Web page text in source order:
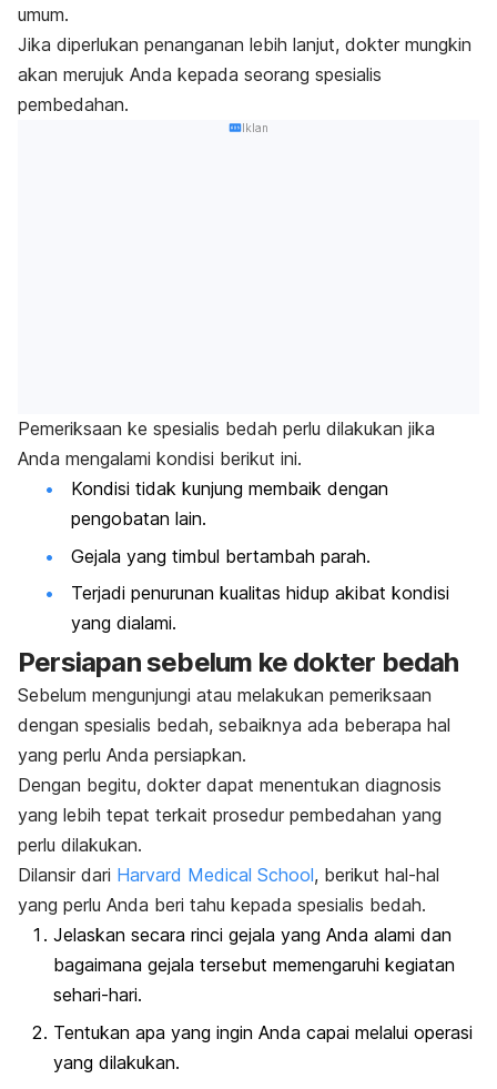
umum.
Jika diperlukan penanganan lebih lanjut, dokter mungkin
akan merujuk Anda kepada seorang spesialis
pembedahan.
Iklan
Pemeriksaan ke spesialis bedah perlu dilakukan jika
Anda mengalami kondisi berikut ini.
Kondisi tidak kunjung membaik dengan
pengobatan lain.
Gejala yang timbul bertambah parah.
Terjadi penurunan kualitas hidup akibat kondisi
yang dialami.
Persiapan sebelum ke dokter bedah
Sebelum mengunjungi atau melakukan pemeriksaan
dengan spesialis bedah, sebaiknya ada beberapa hal
yang perlu Anda persiapkan.
Dengan begitu, dokter dapat menentukan diagnosis
yang lebih tepat terkait prosedur pembedahan yang
perlu dilakukan.
Dilansir dari Harvard Medical School, berikut hal-hal
yang perlu Anda beri tahu kepada spesialis bedah.
Jelaskan secara rinci gejala yang Anda alami dan
bagaimana gejala tersebut memengaruhi kegiatan
sehari-hari.
Tentukan apa yang ingin Anda capai melalui operasi
yang dilakukan.